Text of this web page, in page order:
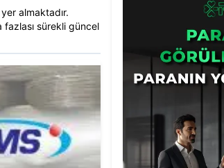
almaktadır.
sürekli güncel